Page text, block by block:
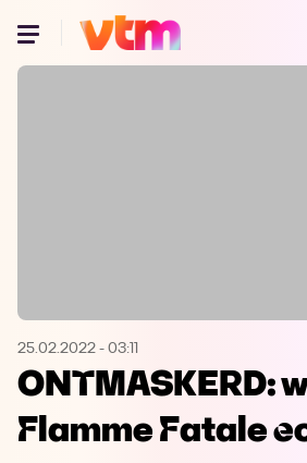
Oeps, browser niet
Microsoft Edge
Opera
25.02.2022 - 03:11
ONTMASKERD:
Flamme Fatale